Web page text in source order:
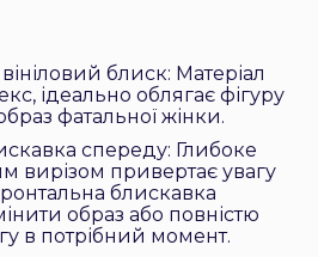
блиск: Матеріал
ідеально облягає фігуру
фатальної жінки.
спереду: Глибоке
вирізом привертає увагу
блискавка
образ або повністю
в потрібний момент.